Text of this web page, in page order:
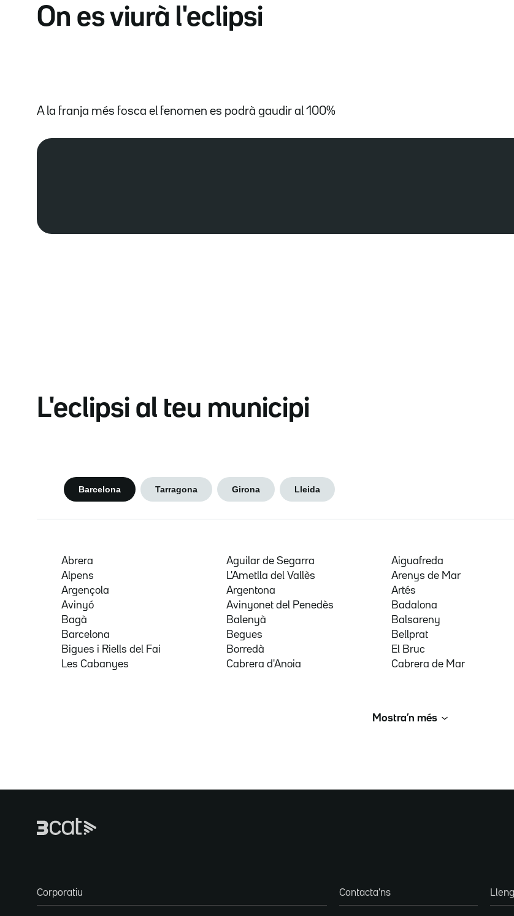
On es viurà l'eclipsi
A la franja més fosca el fenomen es podrà gaudir al 100%
L'eclipsi al teu municipi
Barcelona Tarragona Girona Lleida
Abrera Aguilar de Segarra Aiguafreda
Alpens
L'Ametlla del Vallès Arenys de Mar
Argençola
Argentona Artés
Avinyó
Avinyonet del Penedès Badalona
Bagà
Balenyà Balsareny
Barcelona
Begues Bellprat
Bigues i Riells del Fai
Borredà El Bruc
Les Cabanyes
Cabrera d'Anoia Cabrera de Mar
Mostra’n més
Corporatiu Contacta'ns